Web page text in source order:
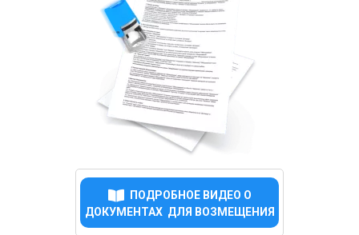
ПОДРОБНОЕ ВИДЕО О
ДОКУМЕНТАХ ДЛЯ ВОЗМЕЩЕНИЯ